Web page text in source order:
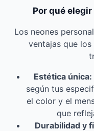
Por qué
Los neones
ventajas que
Estética única:
según tus
el color y el
que
Durabilidad y